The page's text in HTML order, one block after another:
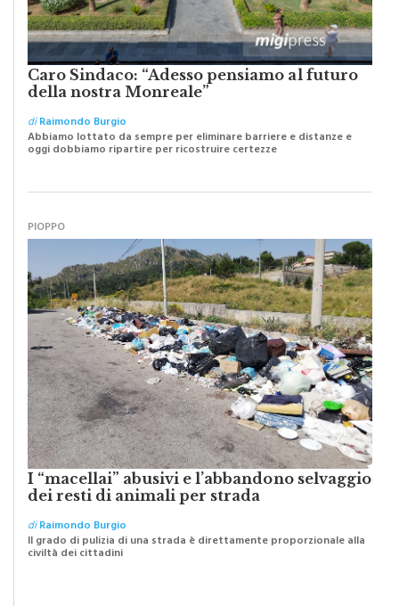
Caro Sindaco: “Adesso pensiamo al futuro
della nostra Monreale”
diRaimondo Burgio
I “macellai” abusivi e l’abbandono selvaggio
dei resti di animali per strada
diRaimondo Burgio